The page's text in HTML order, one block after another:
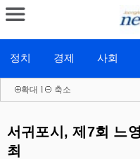
정치 경제 사회
확대 l 축소
서귀포시, 제7회 느
최